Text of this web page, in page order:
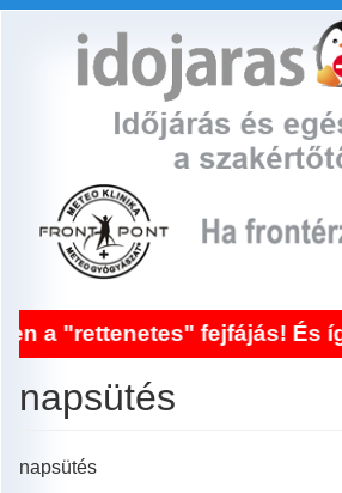
fejfájás! És így
napsütés
napsütés